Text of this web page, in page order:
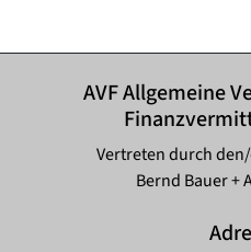
AVF Allgemeine
Vertreten durch
Bernd Bauer +